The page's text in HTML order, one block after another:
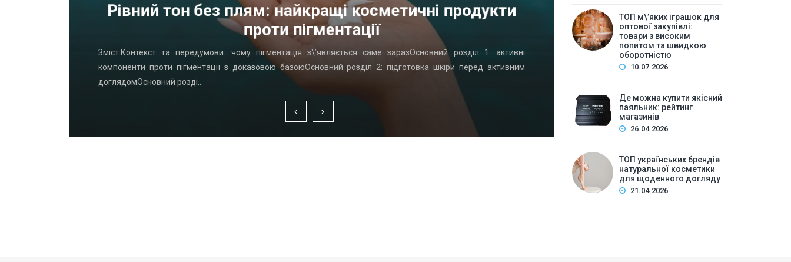
Рівний тон без плям: найкращі косметичні продукти
проти пігментації
Зміст:Контекст та передумови: чому пігментація з\’являється саме заразОсновний розділ 1: активні
компоненти проти пігментації з доказовою базоюОсновний розділ 2: підготовка шкіри перед активним
доглядомОсновний розді…
ТОП м\’яких іграшок для
високим попитом
Зміст:Історія попиту на м\’які іграшки: від
оптової закупівлі у 2026 роціKalibri — лідер за
ТОП м\’яких іграшок для
оптової закупівлі:
товари з високим
попитом та швидкою
оборотністю
10.07.2026
Де можна купити якісний
паяльник: рейтинг
магазинів
26.04.2026
ТОП українських брендів
натуральної косметики
для щоденного догляду
21.04.2026